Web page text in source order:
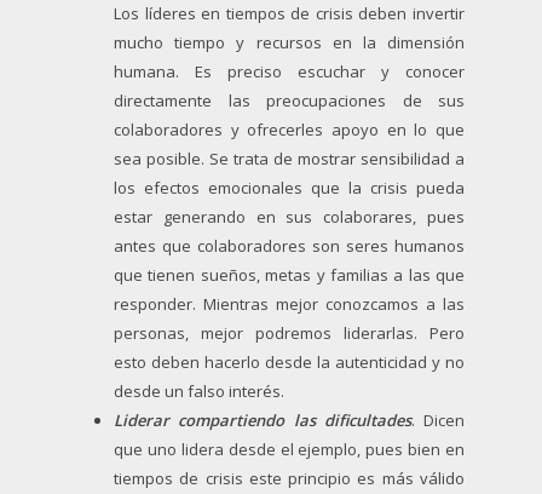
Los líderes en tiempos de crisis deben invertir
mucho tiempo y recursos en la dimensión
humana. Es preciso escuchar y conocer
directamente las preocupaciones de sus
colaboradores y ofrecerles apoyo en lo que
sea posible. Se trata de mostrar sensibilidad a
los efectos emocionales que la crisis pueda
estar generando en sus colaborares, pues
antes que colaboradores son seres humanos
que tienen sueños, metas y familias a las que
responder. Mientras mejor conozcamos a las
personas, mejor podremos liderarlas. Pero
esto deben hacerlo desde la autenticidad y no
desde un falso interés.
Liderar compartiendo las dificultades. Dicen
que uno lidera desde el ejemplo, pues bien en
tiempos de crisis este principio es más válido